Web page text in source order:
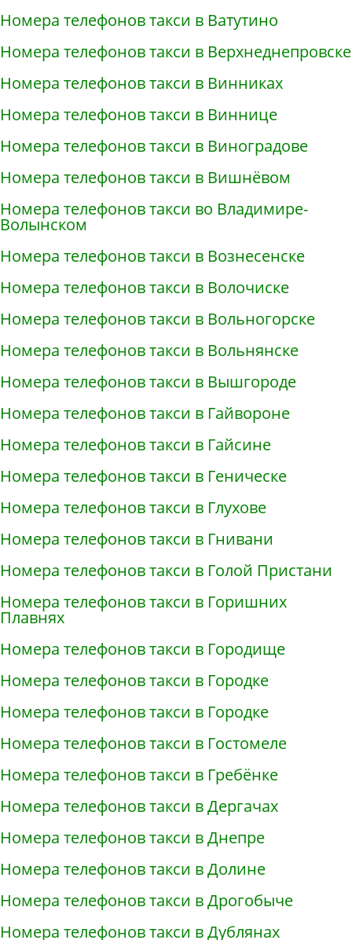
Номера телефонов такси в Ватутино
Номера телефонов такси в Верхнеднепровске
Номера телефонов такси в Винниках
Номера телефонов такси в Виннице
Номера телефонов такси в Виноградове
Номера телефонов такси в Вишнёвом
Номера телефонов такси во Владимире-
Волынском
Номера телефонов такси в Вознесенске
Номера телефонов такси в Волочиске
Номера телефонов такси в Вольногорске
Номера телефонов такси в Вольнянске
Номера телефонов такси в Вышгороде
Номера телефонов такси в Гайвороне
Номера телефонов такси в Гайсине
Номера телефонов такси в Геническе
Номера телефонов такси в Глухове
Номера телефонов такси в Гнивани
Номера телефонов такси в Голой Пристани
Номера телефонов такси в Горишних
Плавнях
Номера телефонов такси в Городище
Номера телефонов такси в Городке
Номера телефонов такси в Городке
Номера телефонов такси в Гостомеле
Номера телефонов такси в Гребёнке
Номера телефонов такси в Дергачах
Номера телефонов такси в Днепре
Номера телефонов такси в Долине
Номера телефонов такси в Дрогобыче
Номера телефонов такси в Дублянах